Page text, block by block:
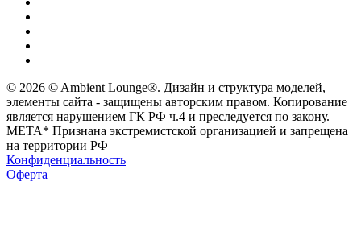
© 2026 © Ambient Lounge®. Дизайн и структура моделей,
элементы сайта - защищены авторским правом. Копирование
является нарушением ГК РФ ч.4 и преследуется по закону.
МЕТА* Признана экстремистской организацией и запрещена
на территории РФ
Конфиденциальность
Оферта